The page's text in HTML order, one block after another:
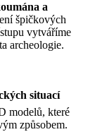
a
špičkových
vytváříme
archeologie.
situací
modelů, které
způsobem.